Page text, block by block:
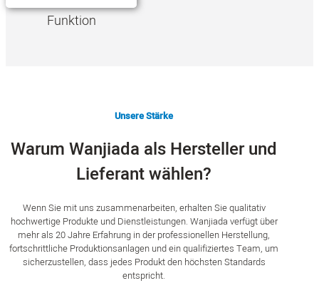
Funktion
Unsere Stärke
Warum Wanjiada als Hersteller und
Lieferant wählen?
Wenn Sie mit uns zusammenarbeiten, erhalten Sie qualitativ
hochwertige Produkte und Dienstleistungen. Wanjiada verfügt über
mehr als 20 Jahre Erfahrung in der professionellen Herstellung,
fortschrittliche Produktionsanlagen und ein qualifiziertes Team, um
sicherzustellen, dass jedes Produkt den höchsten Standards
entspricht.